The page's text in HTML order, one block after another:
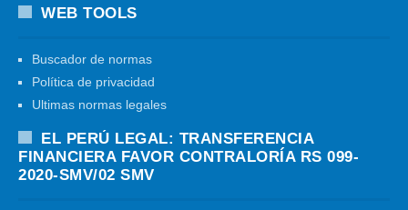
WEB TOOLS
Buscador de normas
Política de privacidad
Ultimas normas legales
EL PERÚ LEGAL: TRANSFERENCIA
FINANCIERA FAVOR CONTRALORÍA RS 099-
2020-SMV/02 SMV